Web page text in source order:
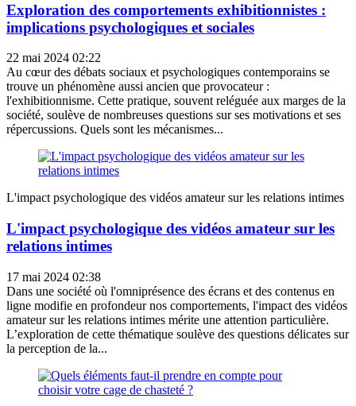
Exploration des comportements exhibitionnistes :
implications psychologiques et sociales
22 mai 2024 02:22
Au cœur des débats sociaux et psychologiques contemporains se
trouve un phénomène aussi ancien que provocateur :
l'exhibitionnisme. Cette pratique, souvent reléguée aux marges de la
société, soulève de nombreuses questions sur ses motivations et ses
répercussions. Quels sont les mécanismes...
L'impact psychologique des vidéos amateur sur les relations intimes
L'impact psychologique des vidéos amateur sur les
relations intimes
17 mai 2024 02:38
Dans une société où l'omniprésence des écrans et des contenus en
ligne modifie en profondeur nos comportements, l'impact des vidéos
amateur sur les relations intimes mérite une attention particulière.
L’exploration de cette thématique soulève des questions délicates sur
la perception de la...